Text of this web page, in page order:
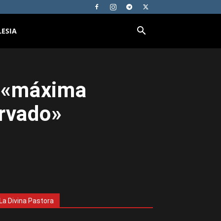
La Divina Pastora